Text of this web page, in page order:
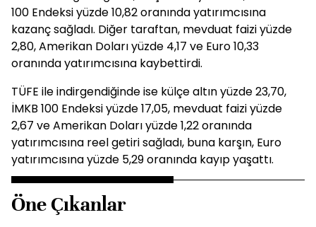
100 Endeksi yüzde 10,82 oranında yatırımcısına
kazanç sağladı. Diğer taraftan, mevduat faizi yüzde
2,80, Amerikan Doları yüzde 4,17 ve Euro 10,33
oranında yatırımcısına kaybettirdi.
TÜFE ile indirgendiğinde ise külçe altın yüzde 23,70,
İMKB 100 Endeksi yüzde 17,05, mevduat faizi yüzde
2,67 ve Amerikan Doları yüzde 1,22 oranında
yatırımcısına reel getiri sağladı, buna karşın, Euro
yatırımcısına yüzde 5,29 oranında kayıp yaşattı.
Öne Çıkanlar